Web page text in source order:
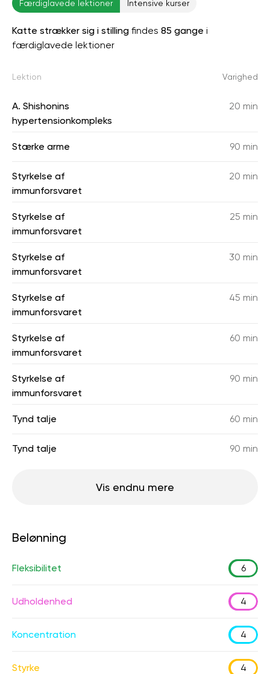
Færdiglavede lektioner Intensive kurser
Katte strækker sig i stilling findes 85 gange i
færdiglavede lektioner
Lektion Varighed
A. Shishonins
hypertensionkompleks
20 min
Stærke arme 90 min
Styrkelse af
immunforsvaret
20 min
Styrkelse af
immunforsvaret
25 min
Styrkelse af
immunforsvaret
30 min
Styrkelse af
immunforsvaret
45 min
Styrkelse af
immunforsvaret
60 min
Styrkelse af
immunforsvaret
90 min
Tynd talje 60 min
Tynd talje 90 min
Vis endnu mere
Belønning
Fleksibilitet 6
Udholdenhed 4
Koncentration 4
Styrke 4